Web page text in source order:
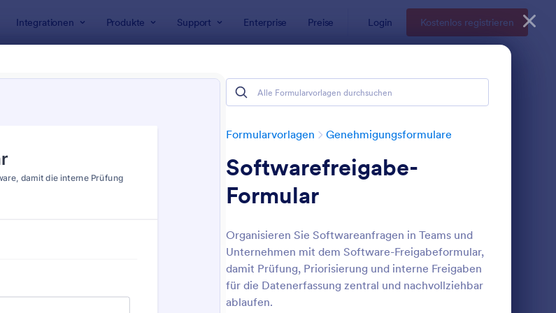
Integrationen Produkte Support Enterprise Preise Login Kostenlos registrieren
Formularvorlagen Genehmigungsformulare
Softwarefreigabe-
Formular
Organisieren Sie Softwareanfragen in Teams und
Unternehmen mit dem Software-Freigabeformular,
damit Prüfung, Priorisierung und interne Freigaben
für die Datenerfassung zentral und nachvollziehbar
ablaufen.
: Genehmigungsformular Für Audioaufnahmen: Beschaffungsantragsformular Vorschau: